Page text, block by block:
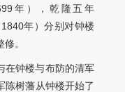
年），乾隆五年
年）分别对钟楼
。
在钟楼与布防的清军
陈树藩从钟楼开始了